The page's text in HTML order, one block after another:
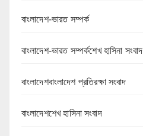
বাংলাদেশ-ভারত সম্পর্ক
বাংলাদেশ-ভারত সম্পর্কশেখ হাসিনা সংবাদ
বাংলাদেশবাংলাদেশ প্রতিরক্ষা সংবাদ
বাংলাদেশশেখ হাসিনা সংবাদ